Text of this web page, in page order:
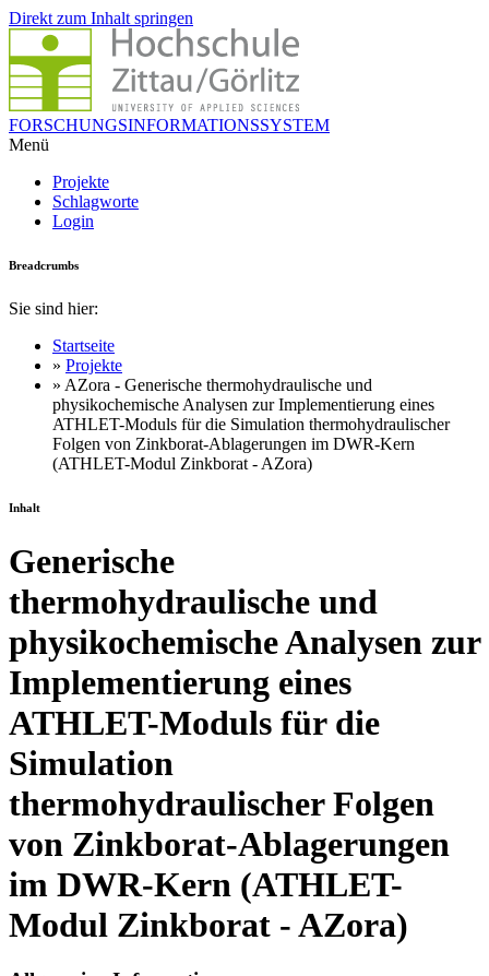
Direkt zum Inhalt springen
FORSCHUNGSINFORMATIONSSYSTEM
Menü
Projekte
Schlagworte
Login
Breadcrumbs
Sie sind hier:
Startseite
» Projekte
» AZora - Generische thermohydraulische und
physikochemische Analysen zur Implementierung eines
ATHLET-Moduls für die Simulation thermohydraulischer
Folgen von Zinkborat-Ablagerungen im DWR-Kern
(ATHLET-Modul Zinkborat - AZora)
Inhalt
Generische
thermohydraulische und
physikochemische Analysen zur
Implementierung eines
ATHLET-Moduls für die
Simulation
thermohydraulischer Folgen
von Zinkborat-Ablagerungen
im DWR-Kern (ATHLET-
Modul Zinkborat - AZora)